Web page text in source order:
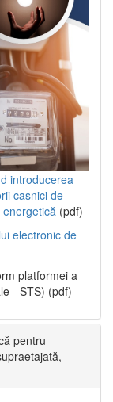
introducerea
casnici de
(pdf)
electronic de
platformei a
- STS) (pdf)
pentru